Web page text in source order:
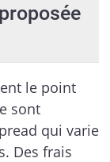
le point
sont
qui varie
Des frais